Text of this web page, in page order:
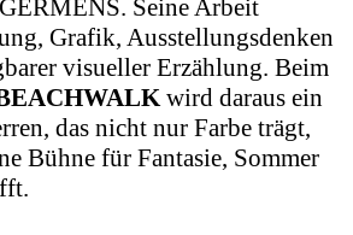
Seine Arbeit
Grafik, Ausstellungsdenken
visueller Erzählung. Beim
wird daraus ein
das nicht nur Farbe trägt,
Bühne für Fantasie, Sommer